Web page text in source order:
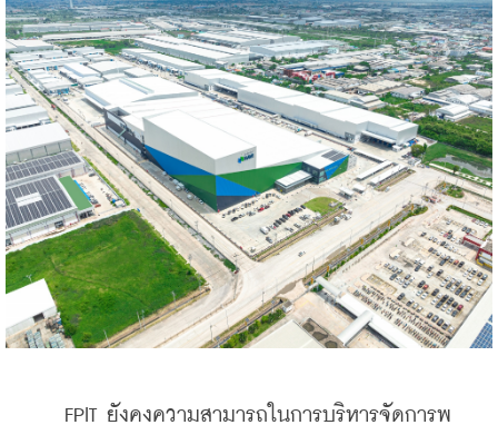
FPIT ยังคงความสามารถในการบริหารจัดการพ